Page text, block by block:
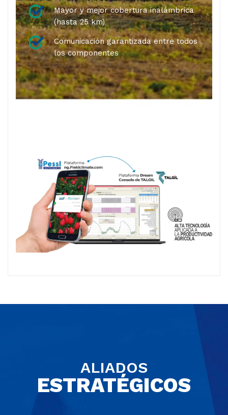
Mayor y mejor cobertura inalámbrica
(hasta 25 km)
Comunicación garantizada entre todos
los componentes
ALIADOS
ESTRATÉGICOS